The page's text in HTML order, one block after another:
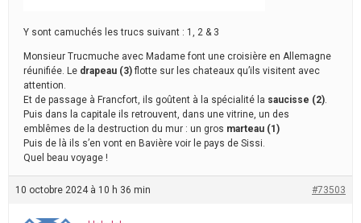
Y sont camuchés les trucs suivant : 1, 2 & 3
Monsieur Trucmuche avec Madame font une croisière en Allemagne
réunifiée. Le drapeau (3)flotte sur les chateaux qu’ils visitent avec
attention.
Et de passage à Francfort, ils goûtent à la spécialité la saucisse (2).
Puis dans la capitale ils retrouvent, dans une vitrine, un des
emblêmes de la destruction du mur : un gros marteau (1)
Puis de là ils s’en vont en Bavière voir le pays de Sissi.
Quel beau voyage !
10 octobre 2024 à 10 h 36 min #73503